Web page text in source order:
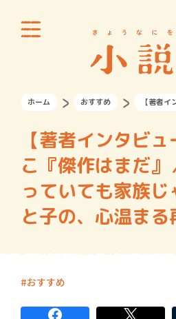
ホーム おすすめ 【著者
【著者インタビ
こ『傑作はまだ
っていても家族
と子の、心温まる
おすすめ